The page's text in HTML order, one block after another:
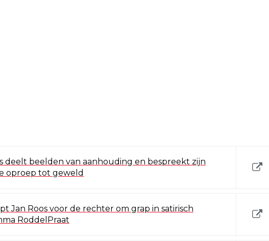
deelt beelden van aanhouding en bespreekt zijn
oproep tot geweld
Jan Roos voor de rechter om grap in satirisch
RoddelPraat